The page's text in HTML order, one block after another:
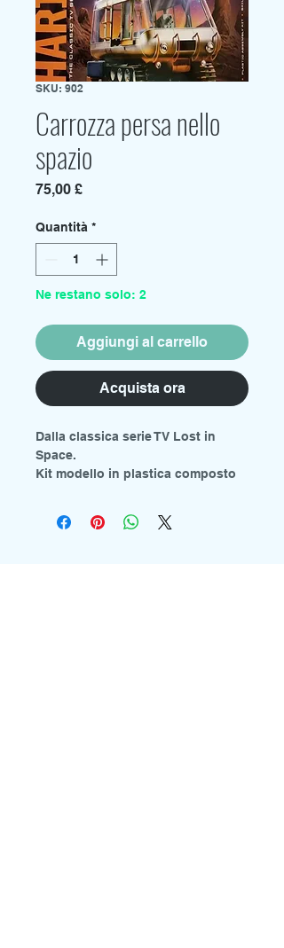
SKU: 902
Carrozza persa nello
spazio
75,00 £Prezzo
Quantità *
Ne restano solo: 2
Aggiungi al carrello
Acquista ora
Dalla classica serie TV Lost in
Space.
Kit modello in plastica composto